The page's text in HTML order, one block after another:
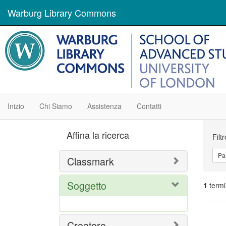
Warburg Library Commons
Inizio Chi Siamo Assistenza Contatti
1
Affina la ricerca
Classmark
Soggetto